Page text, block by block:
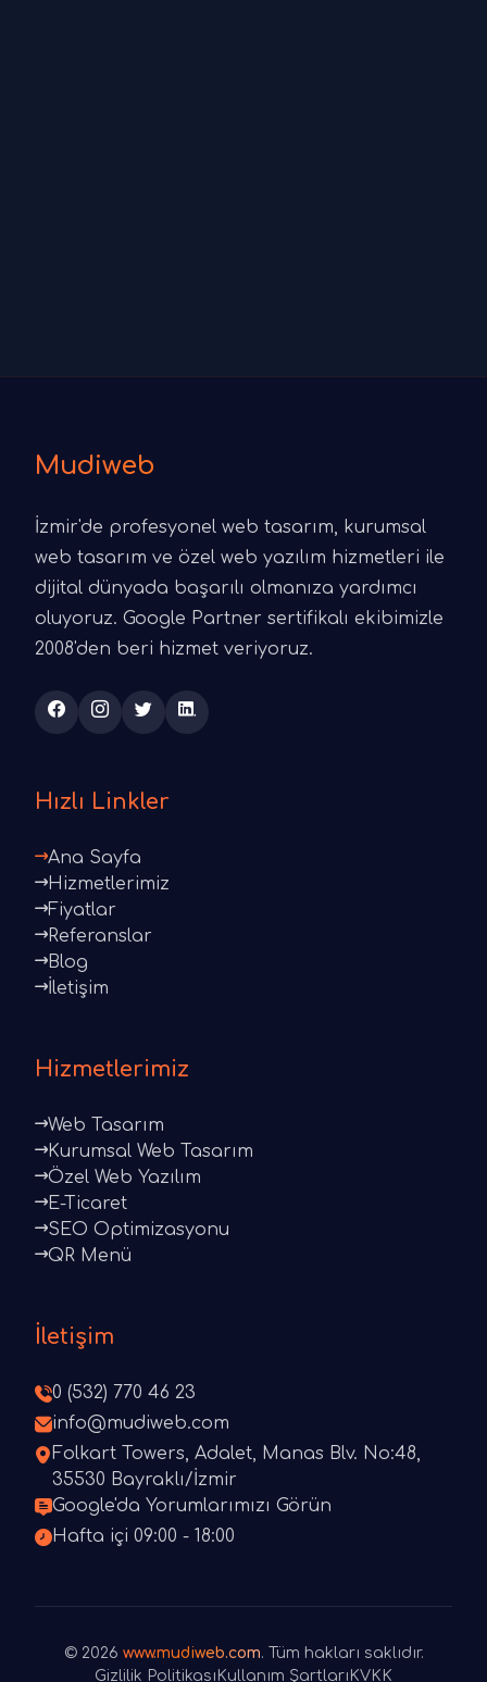
Mudiweb
İzmir'de profesyonel web tasarım, kurumsal
web tasarım ve özel web yazılım hizmetleri ile
dijital dünyada başarılı olmanıza yardımcı
oluyoruz. Google Partner sertifikalı ekibimizle
2008'den beri hizmet veriyoruz.
Hızlı Linkler
Ana Sayfa
Hizmetlerimiz
Fiyatlar
Referanslar
Blog
İletişim
Hizmetlerimiz
Web Tasarım
Kurumsal Web Tasarım
Özel Web Yazılım
E-Ticaret
SEO Optimizasyonu
QR Menü
İletişim
0 (532) 770 46 23
info@mudiweb.com
Folkart Towers, Adalet, Manas Blv. No:48,
35530 Bayraklı/İzmir
Google'da Yorumlarımızı Görün
Hafta içi 09:00 - 18:00
© 2026 www.mudiweb.com. Tüm hakları saklıdır.
Gizlilik Politikası Kullanım Şartları KVKK